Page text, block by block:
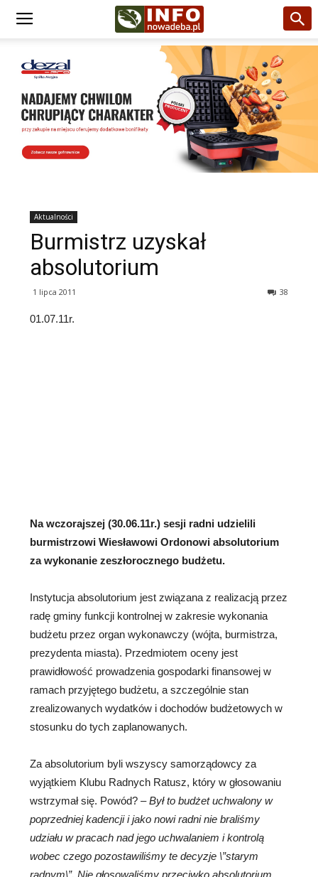
Aktualności
Burmistrz uzyskał
absolutorium
1 lipca 2011 38
01.07.11r.
Na wczorajszej (30.06.11r.) sesji radni udzielili
burmistrzowi Wiesławowi Ordonowi absolutorium
za wykonanie zeszłorocznego budżetu.
Instytucja absolutorium jest związana z realizacją przez
radę gminy funkcji kontrolnej w zakresie wykonania
budżetu przez organ wykonawczy (wójta, burmistrza,
prezydenta miasta). Przedmiotem oceny jest
prawidłowość prowadzenia gospodarki finansowej w
ramach przyjętego budżetu, a szczególnie stan
zrealizowanych wydatków i dochodów budżetowych w
stosunku do tych zaplanowanych.
Za absolutorium byli wszyscy samorządowcy za
wyjątkiem Klubu Radnych Ratusz, który w głosowaniu
wstrzymał się. Powód? –Był to budżet uchwalony w
poprzedniej kadencji i jako nowi radni nie braliśmy
udziału w pracach nad jego uchwalaniem i kontrolą
wobec czego pozostawiliśmy te decyzje \”starym
radnym\”. Nie głosowaliśmy przeciwko absolutorium